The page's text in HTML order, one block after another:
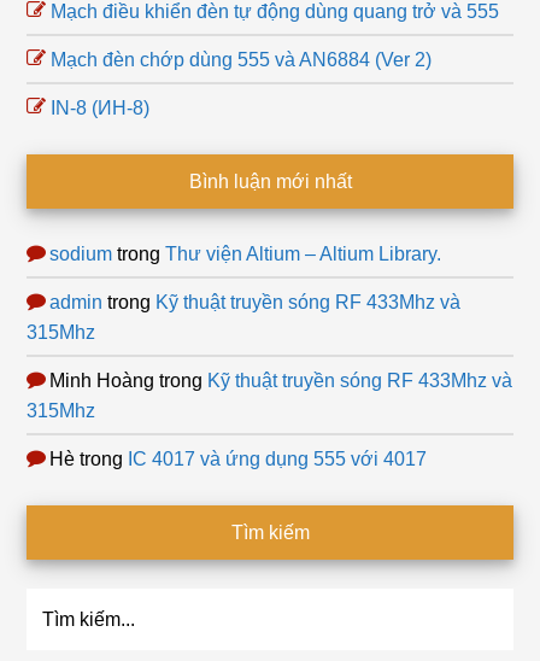
Mạch điều khiển đèn tự động dùng quang trở và 555
Mạch đèn chớp dùng 555 và AN6884 (Ver 2)
IN-8 (ИН-8)
Bình luận mới nhất
sodium trongThư viện Altium – Altium Library.
admin trong Kỹ thuật truyền sóng RF 433Mhz và
315Mhz
Minh Hoàng trong Kỹ thuật truyền sóng RF 433Mhz và
315Mhz
Hè trong IC 4017 và ứng dụng 555 với 4017
Tìm kiếm